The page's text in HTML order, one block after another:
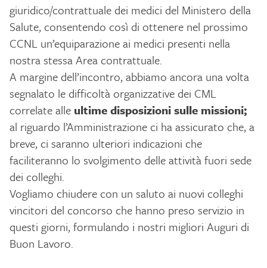
giuridico/contrattuale dei medici del Ministero della
Salute, consentendo così di ottenere nel prossimo
CCNL un’equiparazione ai medici presenti nella
nostra stessa Area contrattuale.
A margine dell’incontro, abbiamo ancora una volta
segnalato le difficoltà organizzative dei CML
correlate alle ultime disposizioni sulle missioni;
al riguardo l’Amministrazione ci ha assicurato che, a
breve, ci saranno ulteriori indicazioni che
faciliteranno lo svolgimento delle attività fuori sede
dei colleghi.
Vogliamo chiudere con un saluto ai nuovi colleghi
vincitori del concorso che hanno preso servizio in
questi giorni, formulando i nostri migliori Auguri di
Buon Lavoro.